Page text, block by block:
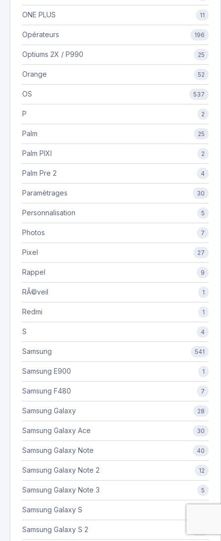
ONE PLUS 11
Opérateurs 196
Optiums 2X / P990 25
Orange 52
OS 537
P 2
Palm 25
Palm PIXI 2
Palm Pre 2 4
Paramètrages 30
Personnalisation 5
Photos 7
Pixel 27
Rappel 9
RÃ©veil 1
Redmi 1
S 4
Samsung 541
Samsung E900 1
Samsung F480 7
Samsung Galaxy 28
Samsung Galaxy Ace 30
Samsung Galaxy Note 40
Samsung Galaxy Note 2 12
Samsung Galaxy Note 3 5
Samsung Galaxy S
Samsung Galaxy S 2